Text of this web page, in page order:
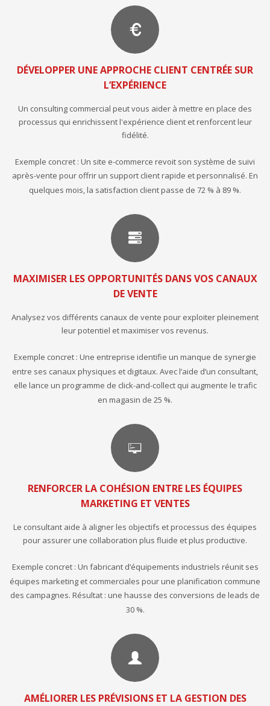
DÉVELOPPER UNE APPROCHE CLIENT CENTRÉE SUR
L’EXPÉRIENCE
Un consulting commercial peut vous aider à mettre en place des
processus qui enrichissent l'expérience client et renforcent leur
fidélité.
Exemple concret : Un site e-commerce revoit son système de suivi
après-vente pour offrir un support client rapide et personnalisé. En
quelques mois, la satisfaction client passe de 72 % à 89 %.
MAXIMISER LES OPPORTUNITÉS DANS VOS CANAUX
DE VENTE
Analysez vos différents canaux de vente pour exploiter pleinement
leur potentiel et maximiser vos revenus.
Exemple concret : Une entreprise identifie un manque de synergie
entre ses canaux physiques et digitaux. Avec l’aide d’un consultant,
elle lance un programme de click-and-collect qui augmente le trafic
en magasin de 25 %.
RENFORCER LA COHÉSION ENTRE LES ÉQUIPES
MARKETING ET VENTES
Le consultant aide à aligner les objectifs et processus des équipes
pour assurer une collaboration plus fluide et plus productive.
Exemple concret : Un fabricant d’équipements industriels réunit ses
équipes marketing et commerciales pour une planification commune
des campagnes. Résultat : une hausse des conversions de leads de
30 %.
AMÉLIORER LES PRÉVISIONS ET LA GESTION DES